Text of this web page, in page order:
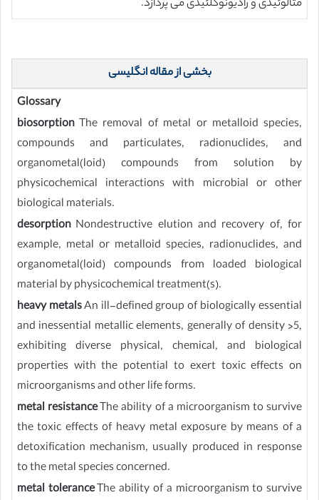
متالوئیدی و رادیونوکلئیدی می پردازد.
بخشی از مقاله انگلیسی
Glossary
biosorptionThe removal of metal or metalloid species,
compounds and particulates, radionuclides, and
organometal(loid) compounds from solution by
physicochemical interactions with microbial or other
biological materials.
desorptionNondestructive elution and recovery of, for
example, metal or metalloid species, radionuclides, and
organometal(loid) compounds from loaded biological
material by physicochemical treatment(s).
heavy metalsAn ill-defined group of biologically essential
and inessential metallic elements, generally of density >5,
exhibiting diverse physical, chemical, and biological
properties with the potential to exert toxic effects on
microorganisms and other life forms.
metal resistanceThe ability of a microorganism to survive
the toxic effects of heavy metal exposure by means of a
detoxification mechanism, usually produced in response
to the metal species concerned.
metal toleranceThe ability of a microorganism to survive